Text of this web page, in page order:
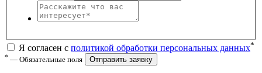
Я согласен с политикой обработки персональных данных*
* — Обязательные поля Отправить заявку